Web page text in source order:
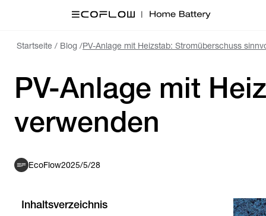
Startseite / Blog /PV-Anlage mit Heizstab: Stromüberschuss
PV-Anlage mit
verwenden
EcoFlow2025/5/28
Inhaltsverzeichnis